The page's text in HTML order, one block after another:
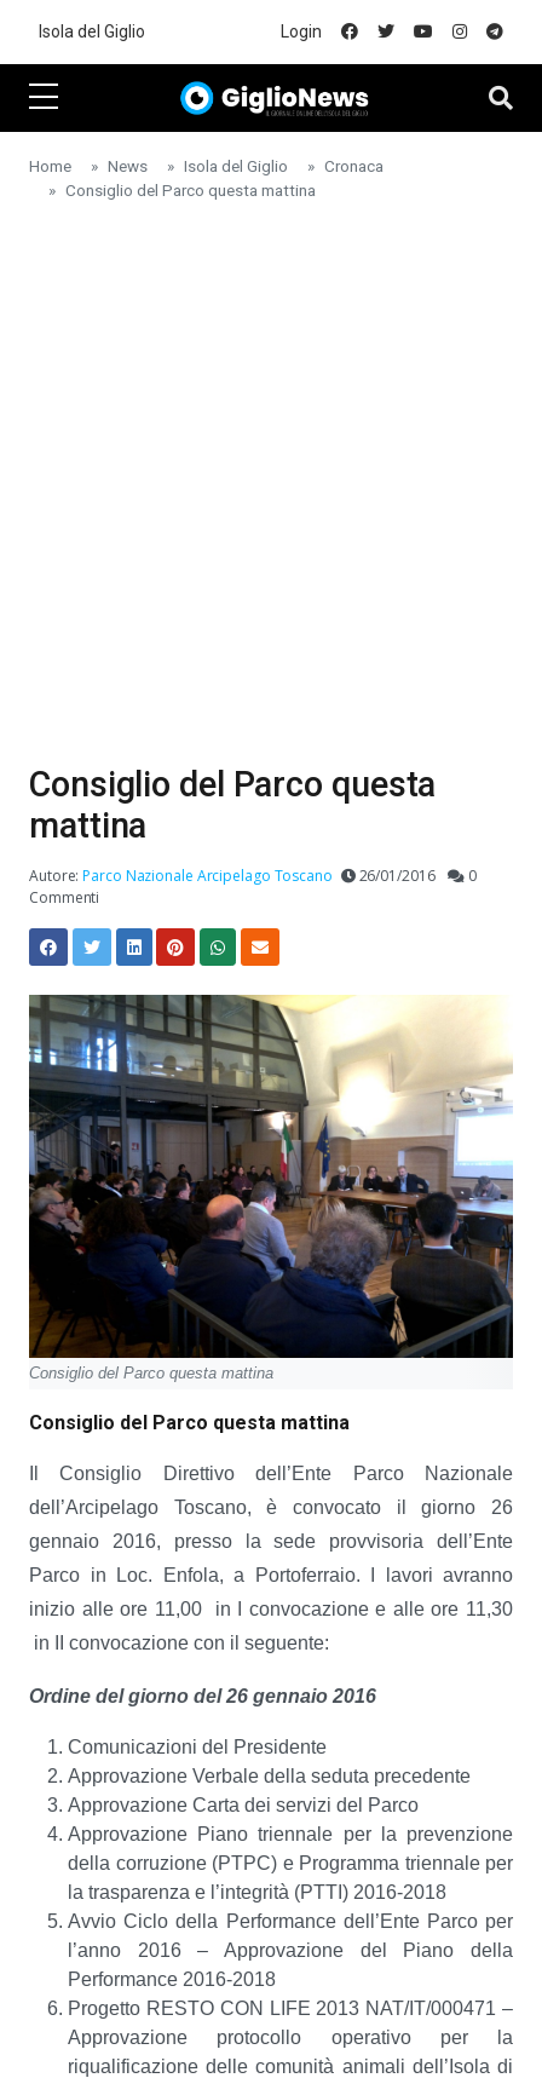
Isola del Giglio Login
Home News Isola del Giglio
Cronaca
Consiglio del Parco questa mattina
Consiglio del Parco questa
mattina
Autore:Parco Nazionale Arcipelago Toscano 26/01/2016
0
Commenti
Consiglio del Parco questa mattina
Consiglio del Parco questa mattina
Il Consiglio Direttivo dell’Ente Parco Nazionale
dell’Arcipelago Toscano, è convocato il giorno 26
gennaio 2016, presso la sede provvisoria dell’Ente
Parco in Loc. Enfola, a Portoferraio. I lavori avranno
inizio alle ore 11,00 in I convocazione e alle ore 11,30
in II convocazione con il seguente:
Ordine del giorno del 26 gennaio 2016
Comunicazioni del Presidente
Approvazione Verbale della seduta precedente
Approvazione Carta dei servizi del Parco
Approvazione Piano triennale per la prevenzione
della corruzione (PTPC) e Programma triennale per
la trasparenza e l’integrità (PTTI) 2016-2018
Avvio Ciclo della Performance dell’Ente Parco per
l’anno 2016 – Approvazione del Piano della
Performance 2016-2018
Progetto RESTO CON LIFE 2013 NAT/IT/000471 –
Approvazione protocollo operativo per la
riqualificazione delle comunità animali dell’Isola di